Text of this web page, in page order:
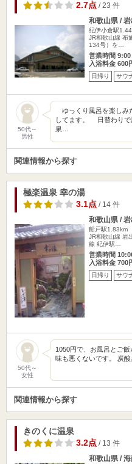
2.7点 / 23 件
和歌山県 /
紀伊小倉駅
JR和歌山線 布
134号）を…
営業時間
入浴料金 600
日帰り サウ
50代～
男性
ゆっくり風呂を楽しみ
してます。 日替わりで
泉…
関連情報から探す
極楽温泉 幸の湯
3.1点 / 14 件
和歌山県 /
船戸駅1.83km
JR和歌山線 岩
線 紀伊駅…
営業時間
入浴料金 700
日帰り サウ
50代～
女性
1050円で、お風呂とご飯
味も悪くないです。 炭酸
関連情報から探す
きのくに温泉
3.2点 / 13 件
和歌山県 /